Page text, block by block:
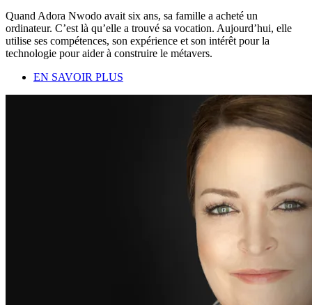
Quand Adora Nwodo avait six ans, sa famille a acheté un
ordinateur. C’est là qu’elle a trouvé sa vocation. Aujourd’hui, elle
utilise ses compétences, son expérience et son intérêt pour la
technologie pour aider à construire le métavers.
EN SAVOIR PLUS